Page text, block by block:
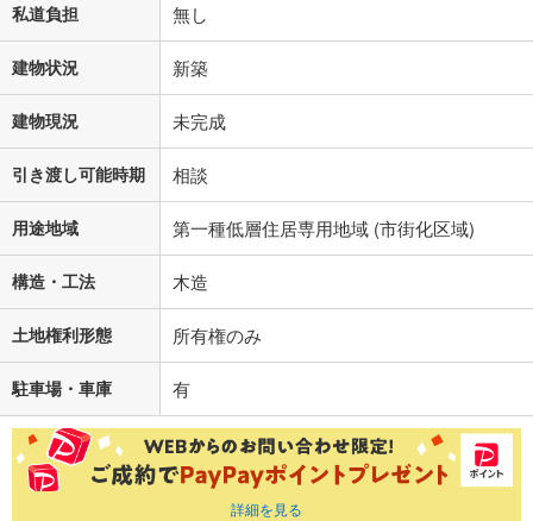
私道負担 無し
建物状況 新築
建物現況 未完成
引き渡し可能時期 相談
用途地域 第一種低層住居専用地域 (市街化区域)
構造・工法 木造
土地権利形態 所有権のみ
駐車場・車庫 有
詳細を見る